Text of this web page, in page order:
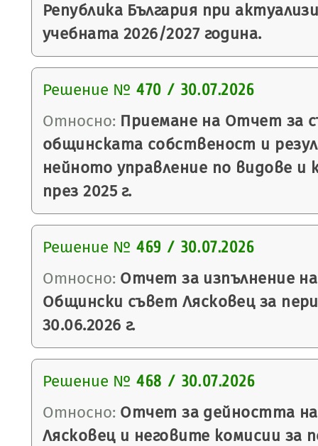
Република България при
учебната 2026/2027 година.
Решение № 470 / 30.07.2026
Относно: Приемане на Отчет за
общинската собственост и
нейното управление по видове и
през 2025 г.
Решение № 469 / 30.07.2026
Относно: Отчет за изпълнение
Общински съвет Лясковец за
30.06.2026 г.
Решение № 468 / 30.07.2026
Относно: Отчет за дейността
Лясковец и неговите комисии за